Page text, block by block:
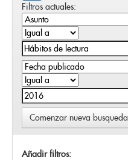
Filtros actuales:
Comenzar nueva busqueda
Añadir filtros: